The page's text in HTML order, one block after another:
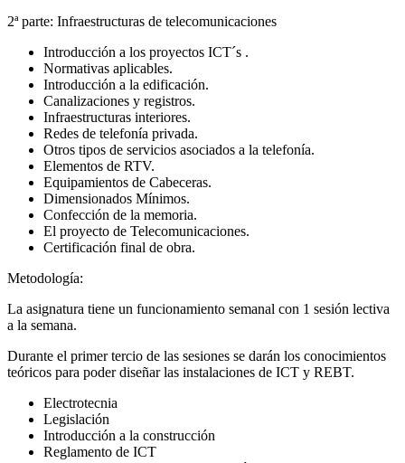
2ª parte: Infraestructuras de telecomunicaciones
Introducción a los proyectos ICT´s .
Normativas aplicables.
Introducción a la edificación.
Canalizaciones y registros.
Infraestructuras interiores.
Redes de telefonía privada.
Otros tipos de servicios asociados a la telefonía.
Elementos de RTV.
Equipamientos de Cabeceras.
Dimensionados Mínimos.
Confección de la memoria.
El proyecto de Telecomunicaciones.
Certificación final de obra.
Metodología:
La asignatura tiene un funcionamiento semanal con 1 sesión lectiva
a la semana.
Durante el primer tercio de las sesiones se darán los conocimientos
teóricos para poder diseñar las instalaciones de ICT y REBT.
Electrotecnia
Legislación
Introducción a la construcción
Reglamento de ICT